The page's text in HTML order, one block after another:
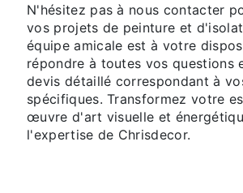
N'hésitez pas à nous contacter
vos projets de peinture et
équipe amicale est à votre
répondre à toutes vos questions
devis détaillé correspondant à
spécifiques. Transformez votre
œuvre d'art visuelle et
l'expertise de Chrisdecor.